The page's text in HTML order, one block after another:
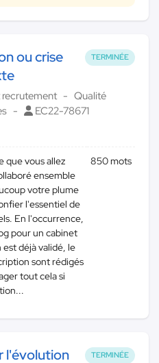
TERMINÉE
ou crise
Qualité
EC22-78671
que vous allez
ensemble
votre plume
l'essentiel de
En l'occurrence,
pour un cabinet
déjà validé, le
sont rédigés
tout cela si
850 mots
TERMINÉE
l'évolution